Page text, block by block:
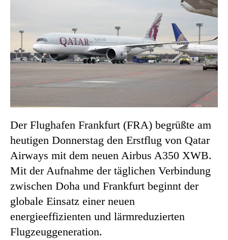
Der Flughafen Frankfurt (FRA) begrüßte am
heutigen Donnerstag den Erstflug von Qatar
Airways mit dem neuen Airbus A350 XWB.
Mit der Aufnahme der täglichen Verbindung
zwischen Doha und Frankfurt beginnt der
globale Einsatz einer neuen
energieeffizienten und lärmreduzierten
Flugzeuggeneration.